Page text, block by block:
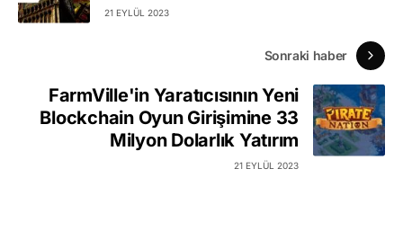
21 EYLÜL 2023
Sonraki haber
FarmVille'in Yaratıcısının Yeni
Blockchain Oyun Girişimine 33
Milyon Dolarlık Yatırım
21 EYLÜL 2023